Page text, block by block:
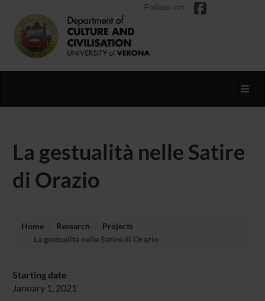
Follow on
La gestualità nelle Satire
di Orazio
Home Research
Projects
La gestualità nelle Satire di Orazio
Starting date
January 1, 2021